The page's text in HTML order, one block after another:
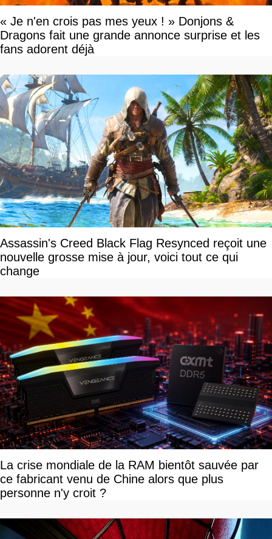
« Je n'en crois pas mes yeux ! » Donjons &
Dragons fait une grande annonce surprise et les
fans adorent déjà
Assassin's Creed Black Flag Resynced reçoit une
nouvelle grosse mise à jour, voici tout ce qui
change
La crise mondiale de la RAM bientôt sauvée par
ce fabricant venu de Chine alors que plus
personne n'y croit ?